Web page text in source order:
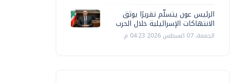
الرئيس عون يتسلّم تقريرًا يوثق
الانتهاكات الإسرائيلية خلال الحرب
الجمعة، 07 اغسطس 2026 04:23 م